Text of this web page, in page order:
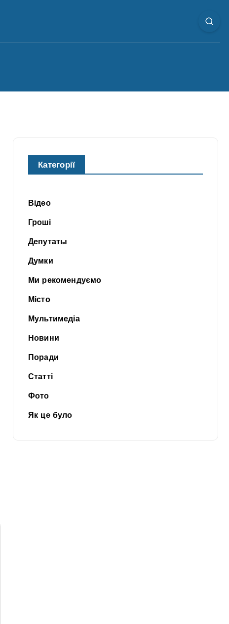
Категорії
Відео
Гроші
Депутаты
Думки
Ми рекомендуємо
Місто
Мультимедіа
Новини
Поради
Статті
Фото
Як це було